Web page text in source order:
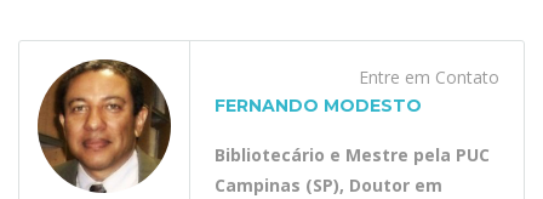
Entre em Contato
FERNANDO MODESTO
Bibliotecário e Mestre pela PUC
Campinas (SP), Doutor em